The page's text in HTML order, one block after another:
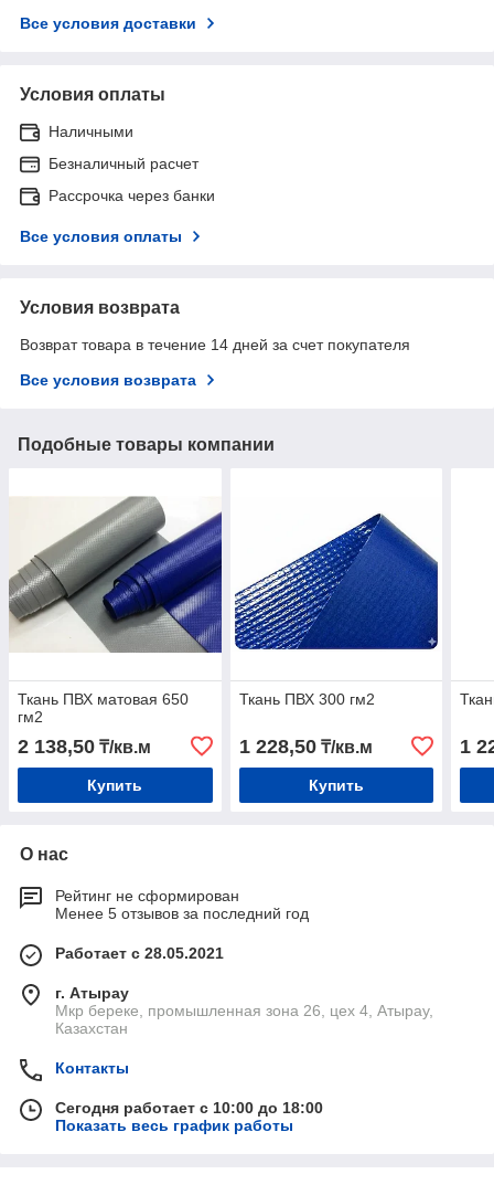
Все условия доставки
Условия оплаты
Наличными
Безналичный расчет
Рассрочка через банки
Все условия оплаты
Условия возврата
Возврат товара в течение 14 дней за счет покупателя
Все условия возврата
Подобные товары компании
Ткань ПВХ матовая 650
гм2
2 138,50 ₸/кв.м
Купить
Ткань ПВХ 300 гм2
1 228,50₸/кв.м
Купить
1
О нас
Рейтинг не сформирован
Менее 5 отзывов за последний год
Работает с 28.05.2021
г. Атырау
Мкр береке, промышленная зона 26, цех 4, Атырау,
Казахстан
Контакты
Сегодня работает с 10:00 до 18:00
Показать весь график работы